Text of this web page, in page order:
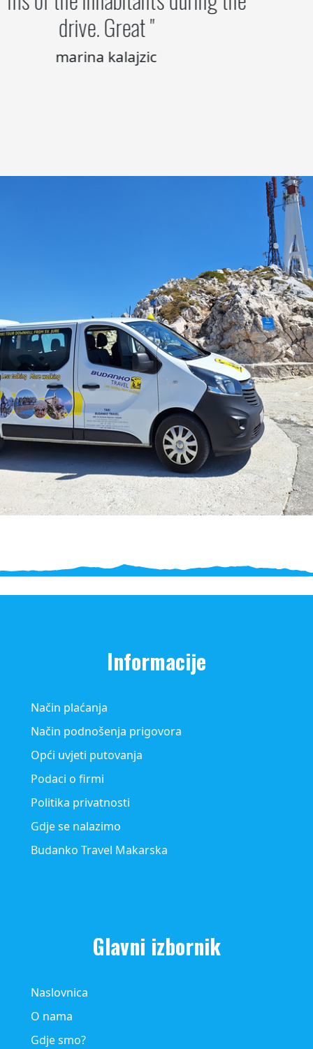
drive. Great
marina kalajzic
Informacije
Način plaćanja
Način podnošenja prigovora
Opći uvjeti putovanja
Podaci o firmi
Politika privatnosti
Gdje se nalazimo
Budanko Travel Makarska
Glavni izbornik
Naslovnica
O nama
Gdje smo?